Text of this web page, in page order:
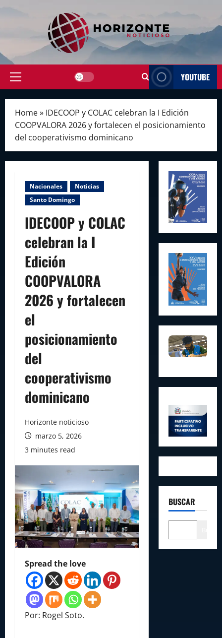
Primary
YOUTUBE
Home» IDECOOP y COLAC celebran la I Edición
COOPVALORA 2026 y fortalecen el posicionamiento
del cooperativismo dominicano
Nacionales
Noticias
Santo Domingo
IDECOOP y COLAC
celebran la I
Edición
COOPVALORA
2026 y fortalecen
el
posicionamiento
del
cooperativismo
dominicano
Horizonte noticioso
marzo 5, 2026
3 minutes read
Spread the love
Por: Rogel Soto.
BUSCAR